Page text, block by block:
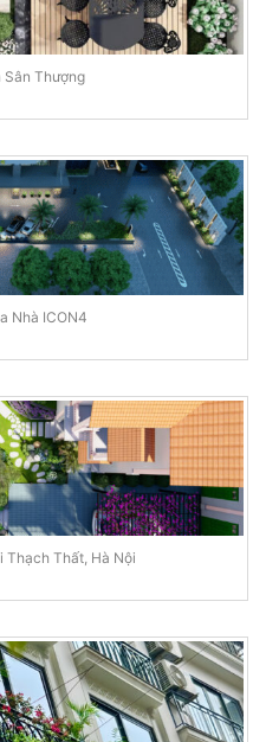
Sân Thượng
Nhà ICON4
Thạch Thất, Hà Nội